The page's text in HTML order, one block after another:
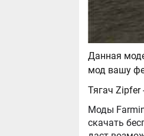
Данная
мод вашу
Тягач
Моды Farming Simulator 2011 , на нашем
скачать